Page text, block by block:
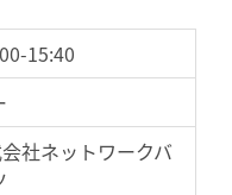
15:40
社ネットワークバ